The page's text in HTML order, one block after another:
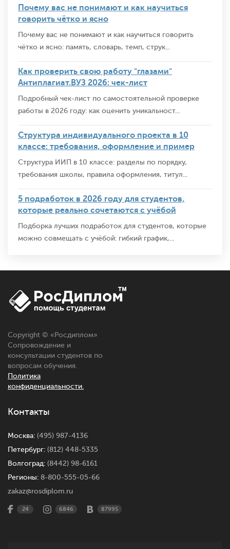
Почему вас не понимают и как научиться
говорить чётко и ясно
Почему вас не понимают и как научиться говорить
чётко и ясно: память, словарь, темп, струк...
Как проверить свою работу "глазами"
Антиплагиат.ВУЗ 2026: чек-лист
Подробный чек-лист по самостоятельной проверке
работы в 2026 году: как оценить уникальност...
Структура индивидуального проекта в 10
классе: требования, оформление и пример
Структура ИИП в 10 классе: разделы по порядку,
требования школы, правила оформления, титул...
5 подработок в 2026 году для студентов,
которые реально сочетаются с учёбой
Подборка лучших подработок для студентов, которые
можно совмещать с учёбой: гибкий график,...
Copyright © «Росдиплом»
Сопровождение и
консультации студентов по
вопросам обучения.
Политика
конфиденциальности.
Контакты
Москва: (495) 987-4136
Петербург: (812) 448-5335
Волгоград: (8442) 98-6161
Регионы: 8-800-555-05-66
zakaz@rosdiplom.ru
24 6846 87995